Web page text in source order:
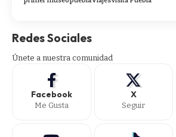
Redes Sociales
Únete a nuestra comunidad
Facebook
Me Gusta
X
Seguir